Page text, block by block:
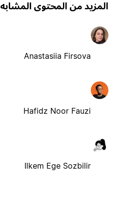
من المحتوى المشابه
Anastasiia Firsova
Hafidz Noor Fauzi
Ilkem Ege Sozbilir